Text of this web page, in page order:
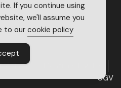
Média kit
CGV
If you continue using
we'll assume you
to ourcookie policy